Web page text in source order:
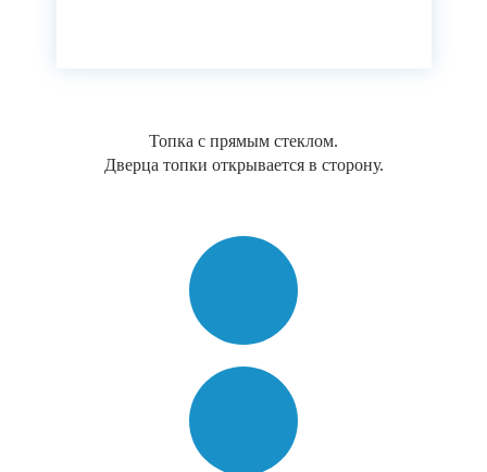
Топка с прямым стеклом.
Дверца топки открывается в сторону.